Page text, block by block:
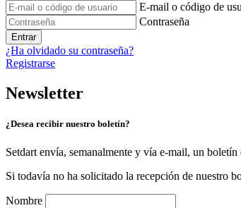
E-mail o código de
Contraseña
Entrar
¿Ha olvidado su contraseña?
Registrarse
Newsletter
¿Desea recibir nuestro boletín?
Setdart envía, semanalmente y vía e-mail, un boletín
Si todavía no ha solicitado la recepción de nuestro
Nombre